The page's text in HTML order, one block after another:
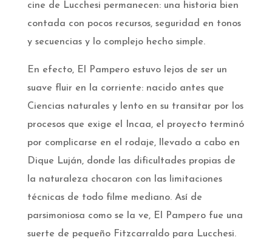
cine de Lucchesi permanecen: una historia bien
contada con pocos recursos, seguridad en tonos
y secuencias y lo complejo hecho simple.
En efecto, El Pampero estuvo lejos de ser un
suave fluir en la corriente: nacido antes que
Ciencias naturales y lento en su transitar por los
procesos que exige el Incaa, el proyecto terminó
por complicarse en el rodaje, llevado a cabo en
Dique Luján, donde las dificultades propias de
la naturaleza chocaron con las limitaciones
técnicas de todo filme mediano. Así de
parsimoniosa como se la ve, El Pampero fue una
suerte de pequeño Fitzcarraldo para Lucchesi.